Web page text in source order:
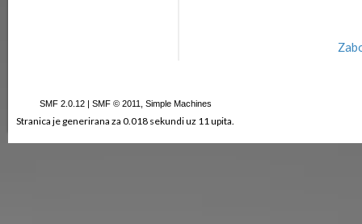
SMF 2.0.12| SMF © 2011 Simple Machines
Stranica je generirana za 0.018 sekundi uz 11 upita.